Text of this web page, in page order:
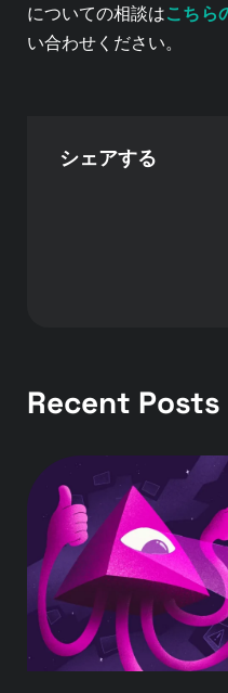
についての相談はこちら
い合わせください。
シェアする
Recent Posts